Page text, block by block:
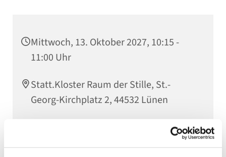
Mittwoch, 13. Oktober 2027, 10:15 -
11:00 Uhr
Statt.Kloster Raum der Stille, St.-
Georg-Kirchplatz 2, 44532 Lünen